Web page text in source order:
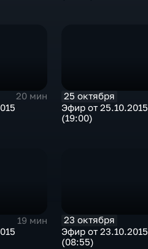
20 мин
25 октября
Эфир от 25.10.2015
(19:00)
19 мин
23 октября
Эфир от 23.10.2015
(08:55)